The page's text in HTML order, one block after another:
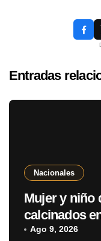
Entradas
Nacionales
Mujer y niño
calcinados
hay un
Ago 9, 2026